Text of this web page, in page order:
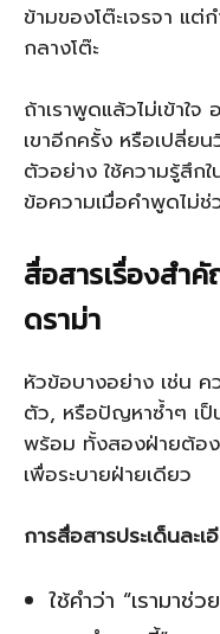
ข้ามของโต๊ะเจรจา แ
กลางโต๊ะ
ถ้าเราพูดแล้วไม่เข้า
เขาอีกครั้ง หรือเปลี่ย
ตัวอย่าง ใช้ความรู้สึก
ข้อความเมื่อคำพูดไม่ช่
สื่อสารเรื่องสำ
ดราม่า
หัวข้อบางอย่าง เช่น
ตัว, หรือปัญหาซ้ำๆ เป็
พร้อม ทั้งสองฝ่ายต้อง
เพื่อระบายฝ่ายเดียว
การสื่อสารประเด็นละ
ใช้คำว่า “เรามาช่